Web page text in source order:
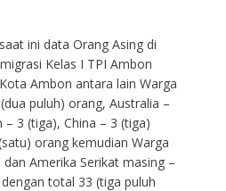
ini data Orang Asing di
Kelas I TPI Ambon
Ambon antara lain Warga
puluh) orang, Australia –
– 3 (tiga), China – 3 (tiga)
orang kemudian Warga
Amerika Serikat masing –
total 33 (tiga puluh